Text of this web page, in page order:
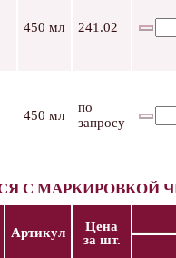
450 мл 241.02
450 мл
по
запросу
С МАРКИРОВКОЙ
Артикул
Цена
за шт.